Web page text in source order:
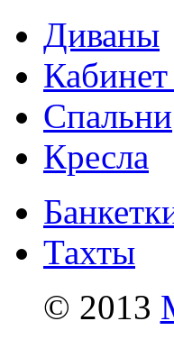
Диваны
Спальни
Кресла
Тахты
© 2013